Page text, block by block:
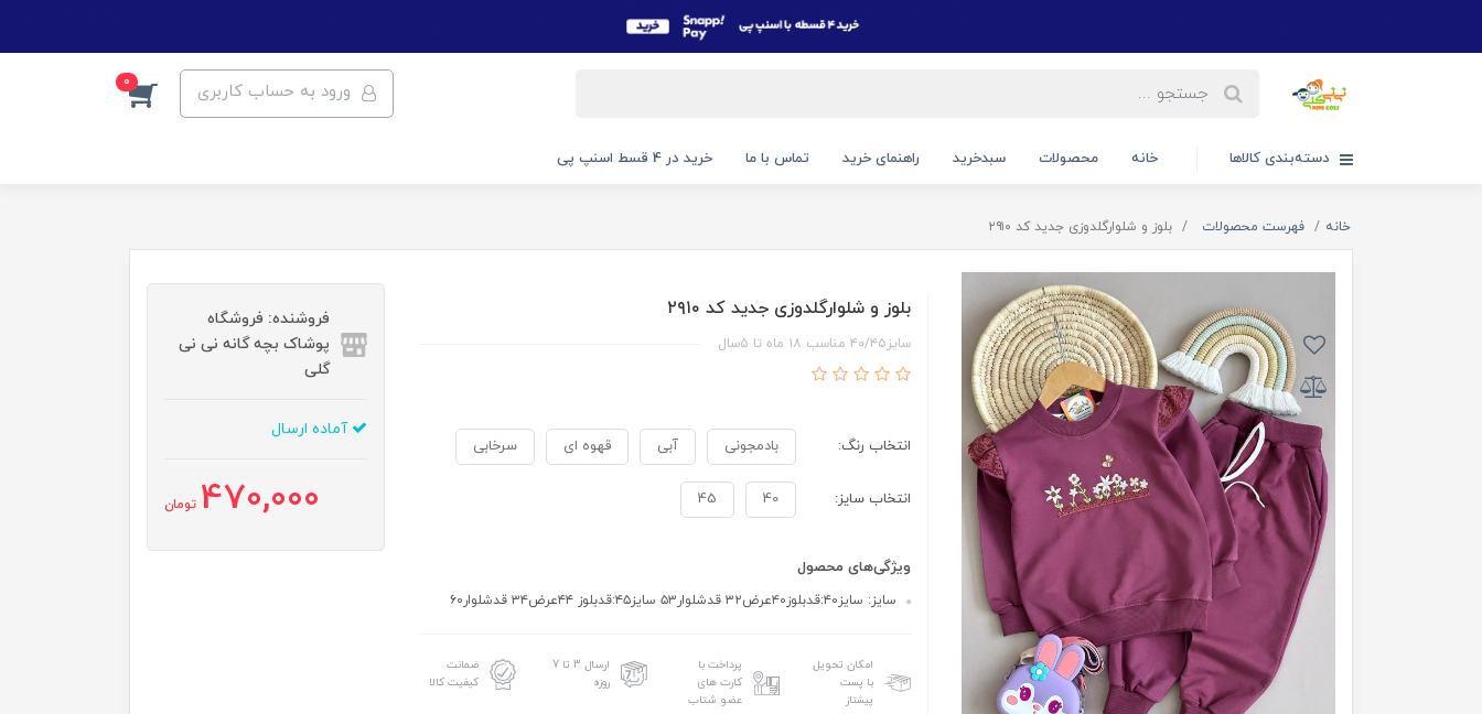
ورود به حساب کاربری 0
دسته‌بندی کالاها خانه محصولات سبدخرید راهنمای خرید تماس با ما خرید در 4 قسط اسنپ پی
خانه فهرست محصولات بلوز و شلوارگلدوزی جدید کد ۲۹۱۰
بلوز و شلوارگلدوزی جدید کد ۲۹۱۰
سایز۴۰/۴۵ مناسب ۱۸ ماه تا ۵سال
انتخاب رنگ: بادمجونی آبی قهوه ای سرخابی
انتخاب سایز: 40
45
ویژگی‌های محصول
سایز: سایز۴۰:قدبلوز۴۰عرض۳۲ قدشلوار۵۳ سایز۴۵:قدبلوز ۴۴عرض۳۴ قدشلوار۶۰
امکان تحویل
با پست
پیشتاز
پرداخت با
کارت های
عضو شتاب
ارسال 3 تا 7
روزه
ضمانت
کیفیت کالا
فروشنده: فروشگاه
پوشاک بچه گانه نی نی
گلی
آماده ارسال
470,000 تومان